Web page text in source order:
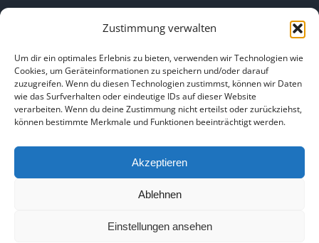
Zustimmung verwalten
Um dir ein optimales Erlebnis zu bieten, verwenden wir Technologien wie
Cookies, um Geräteinformationen zu speichern und/oder darauf
zuzugreifen. Wenn du diesen Technologien zustimmst, können wir Daten
wie das Surfverhalten oder eindeutige IDs auf dieser Website
verarbeiten. Wenn du deine Zustimmung nicht erteilst oder zurückziehst,
können bestimmte Merkmale und Funktionen beeinträchtigt werden.
Akzeptieren
Ablehnen
Einstellungen ansehen
HOME|ÜBER UNS|IMPRESSUM |DATENSCHUTZ
BILDNACHWEISE
Copyright 2025